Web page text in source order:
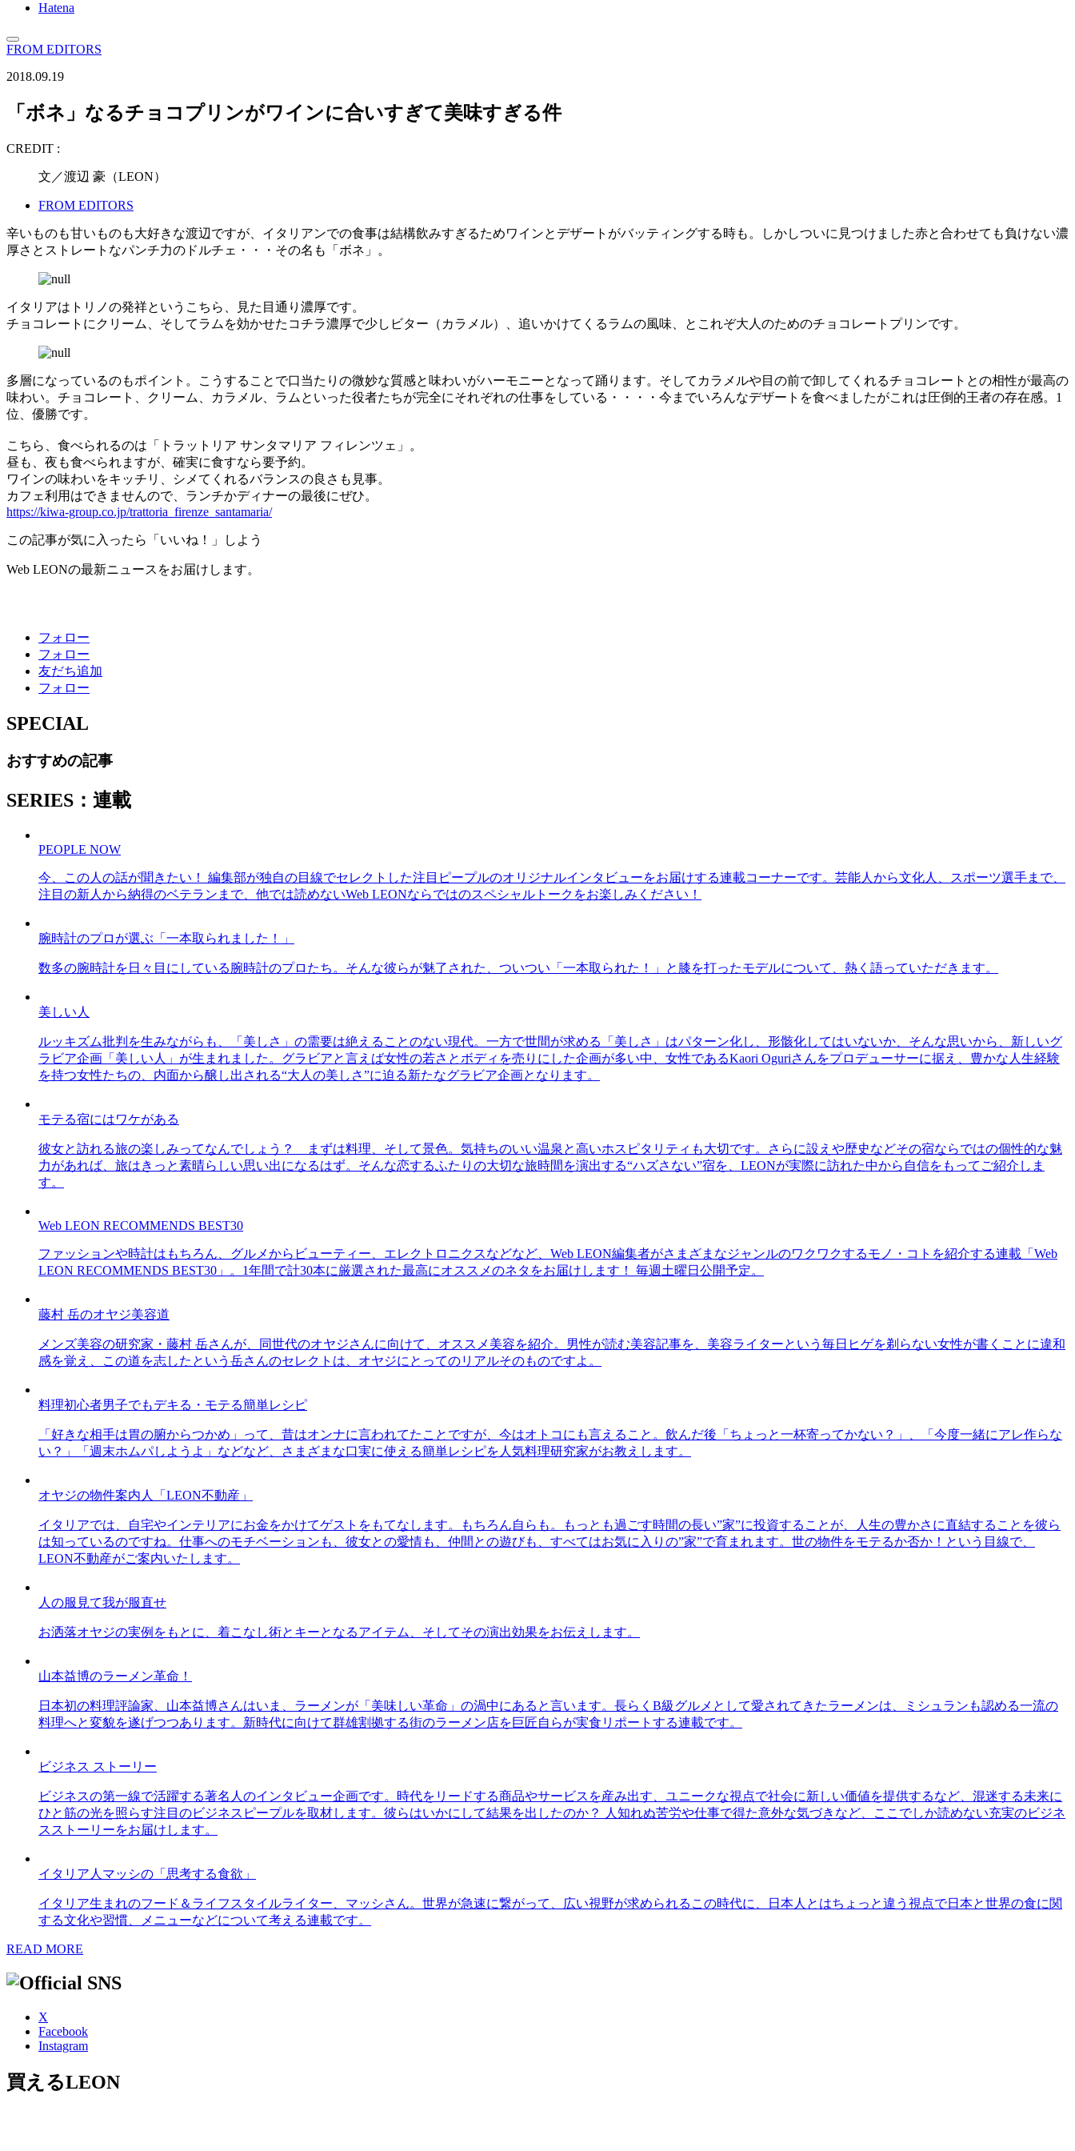
Hatena
FROM EDITORS
2018.09.19
「ボネ」なるチョコプリンがワインに合いすぎて美味すぎる件
CREDIT :
文／渡辺 豪（LEON）
FROM EDITORS
辛いものも甘いものも大好きな渡辺ですが、イタリアンでの食事は結構飲みすぎるためワインとデザートがバッティングする時も。しかしついに見つけました赤と合わせても負けない濃
厚さとストレートなパンチ力のドルチェ・・・その名も「ボネ」。
イタリアはトリノの発祥というこちら、見た目通り濃厚です。
チョコレートにクリーム、そしてラムを効かせたコチラ濃厚で少しビター（カラメル）、追いかけてくるラムの風味、とこれぞ大人のためのチョコレートプリンです。
多層になっているのもポイント。こうすることで口当たりの微妙な質感と味わいがハーモニーとなって踊ります。そしてカラメルや目の前で卸してくれるチョコレートとの相性が最高の
味わい。チョコレート、クリーム、カラメル、ラムといった役者たちが完全にそれぞれの仕事をしている・・・・今までいろんなデザートを食べましたがこれは圧倒的王者の存在感。1
位、優勝です。
こちら、食べられるのは「トラットリア サンタマリア フィレンツェ」。
昼も、夜も食べられますが、確実に食すなら要予約。
ワインの味わいをキッチリ、シメてくれるバランスの良さも見事。
カフェ利用はできませんので、ランチかディナーの最後にぜひ。
https://kiwa-group.co.jp/trattoria_firenze_santamaria/
この記事が気に入ったら「いいね！」しよう
Web LEONの最新ニュースをお届けします。
フォロー
フォロー
友だち追加
フォロー
SPECIAL
おすすめの記事
SERIES：連載
PEOPLE NOW
今、この人の話が聞きたい！ 編集部が独自の目線でセレクトした注目ピープルのオリジナルインタビューをお届けする連載コーナーです。芸能人から文化人、スポーツ選手まで、
注目の新人から納得のベテランまで、他では読めないWeb LEONならではのスペシャルトークをお楽しみください！
腕時計のプロが選ぶ「一本取られました！」
数多の腕時計を日々目にしている腕時計のプロたち。そんな彼らが魅了された、ついつい「一本取られた！」と膝を打ったモデルについて、熱く語っていただきます。
美しい人
ルッキズム批判を生みながらも、「美しさ」の需要は絶えることのない現代。一方で世間が求める「美しさ」はパターン化し、形骸化してはいないか、そんな思いから、新しいグ
ラビア企画「美しい人」が生まれました。グラビアと言えば女性の若さとボディを売りにした企画が多い中、女性であるKaori Oguriさんをプロデューサーに据え、豊かな人生経験
を持つ女性たちの、内面から醸し出される“大人の美しさ”に迫る新たなグラビア企画となります。
モテる宿にはワケがある
彼女と訪れる旅の楽しみってなんでしょう？ まずは料理、そして景色。気持ちのいい温泉と高いホスピタリティも大切です。さらに設えや歴史などその宿ならではの個性的な魅
力があれば、旅はきっと素晴らしい思い出になるはず。そんな恋するふたりの大切な旅時間を演出する“ハズさない”宿を、LEONが実際に訪れた中から自信をもってご紹介しま
す。
Web LEON RECOMMENDS BEST30
ファッションや時計はもちろん、グルメからビューティー、エレクトロニクスなどなど、Web LEON編集者がさまざまなジャンルのワクワクするモノ・コトを紹介する連載「Web
LEON RECOMMENDS BEST30」。1年間で計30本に厳選された最高にオススメのネタをお届けします！ 毎週土曜日公開予定。
藤村 岳のオヤジ美容道
メンズ美容の研究家・藤村 岳さんが、同世代のオヤジさんに向けて、オススメ美容を紹介。男性が読む美容記事を、美容ライターという毎日ヒゲを剃らない女性が書くことに違和
感を覚え、この道を志したという岳さんのセレクトは、オヤジにとってのリアルそのものですよ。
料理初心者男子でもデキる・モテる簡単レシピ
「好きな相手は胃の腑からつかめ」って、昔はオンナに言われてたことですが、今はオトコにも言えること。飲んだ後「ちょっと一杯寄ってかない？」、「今度一緒にアレ作らな
い？」「週末ホムパしようよ」などなど、さまざまな口実に使える簡単レシピを人気料理研究家がお教えします。
オヤジの物件案内人「LEON不動産」
イタリアでは、自宅やインテリアにお金をかけてゲストをもてなします。もちろん自らも。もっとも過ごす時間の長い”家”に投資することが、人生の豊かさに直結することを彼ら
は知っているのですね。仕事へのモチベーションも、彼女との愛情も、仲間との遊びも、すべてはお気に入りの”家”で育まれます。世の物件をモテるか否か！という目線で、
LEON不動産がご案内いたします。
人の服見て我が服直せ
お洒落オヤジの実例をもとに、着こなし術とキーとなるアイテム、そしてその演出効果をお伝えします。
山本益博のラーメン革命！
日本初の料理評論家、山本益博さんはいま、ラーメンが「美味しい革命」の渦中にあると言います。長らくB級グルメとして愛されてきたラーメンは、ミシュランも認める一流の
料理へと変貌を遂げつつあります。新時代に向けて群雄割拠する街のラーメン店を巨匠自らが実食リポートする連載です。
ビジネス ストーリー
ビジネスの第一線で活躍する著名人のインタビュー企画です。時代をリードする商品やサービスを産み出す、ユニークな視点で社会に新しい価値を提供するなど、混迷する未来に
ひと筋の光を照らす注目のビジネスピープルを取材します。彼らはいかにして結果を出したのか？ 人知れぬ苦労や仕事で得た意外な気づきなど、ここでしか読めない充実のビジネ
スストーリーをお届けします。
イタリア人マッシの「思考する食欲」
イタリア生まれのフード＆ライフスタイルライター、マッシさん。世界が急速に繋がって、広い視野が求められるこの時代に、日本人とはちょっと違う視点で日本と世界の食に関
する文化や習慣、メニューなどについて考える連載です。
READ MORE
X
Facebook
Instagram
買えるLEON